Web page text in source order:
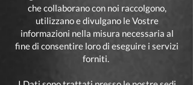
che collaborano con noi raccolgono,
utilizzano e divulgano le Vostre
informazioni nella misura necessaria al
fine di consentire loro di eseguire i servizi
forniti.